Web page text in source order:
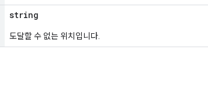
string
도달할 수 없는 위치입니다.